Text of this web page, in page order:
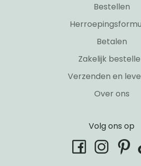
Bestellen
Betalen
Zakelijk
Verzenden en
Over ons
Volg ons op
facebook